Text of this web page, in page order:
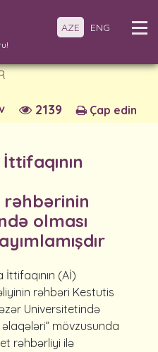
AZE ENG
Çap edin
2139
olması
(Aİ)
rəhbəri Kestutis
Universitetində
mövzusunda
rəhbərliyi ilə